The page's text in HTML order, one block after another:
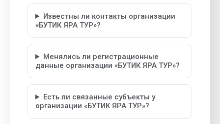
Известны ли контакты организации
«БУТИК ЯРА ТУР»?
Менялись ли регистрационные
данные организации «БУТИК ЯРА ТУР»?
Есть ли связанные субъекты у
организации «БУТИК ЯРА ТУР»?